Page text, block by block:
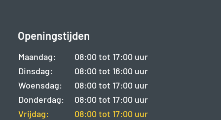
Openingstijden
Maandag:
08:00 tot 17:00 uur
Dinsdag:
08:00 tot 16:00 uur
Woensdag:
08:00 tot 17:00 uur
Donderdag:
08:00 tot 17:00 uur
Vrijdag:
08:00 tot 17:00 uur